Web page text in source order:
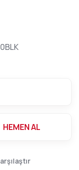
HEMEN AL